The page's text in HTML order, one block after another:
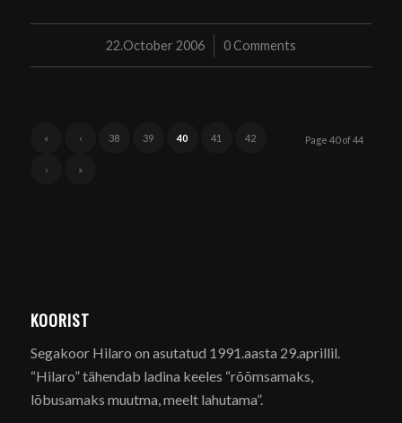
22.October 2006
/ 0 Comments
Page 40 of 44
« ‹ 38 39 40 41 42
› »
KOORIST
Segakoor Hilaro on asutatud 1991.aasta 29.aprillil.
“Hilaro” tähendab ladina keeles “rõõmsamaks,
lõbusamaks muutma, meelt lahutama”.